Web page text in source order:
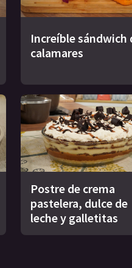
Increíble sándwich
calamares
Postre de crema
pastelera, dulce de
leche y galletitas